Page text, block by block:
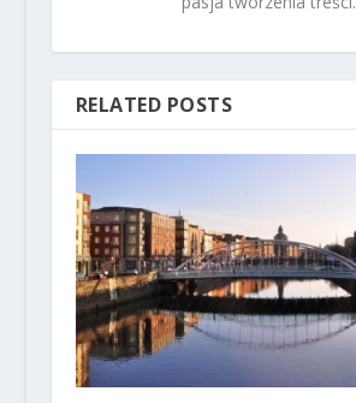
RELATED POSTS